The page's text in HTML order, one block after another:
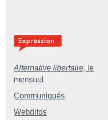
Alternative libertaire, le
mensuel
Communiqués
Webditos